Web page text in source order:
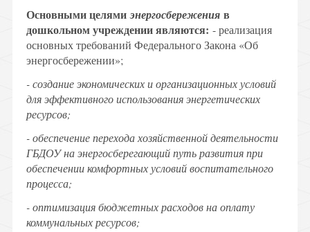
Основными целямиэнергосбережения в
дошкольном учреждении являются: - реализация
основных требований Федерального Закона «Об
энергосбережении»;
- создание экономических и организационных условий
для эффективного использования энергетических
ресурсов;
- обеспечение перехода хозяйственной деятельности
ГБДОУ на энергосберегающий путь развития при
обеспечении комфортных условий воспитательного
процесса;
- оптимизация бюджетных расходов на оплату
коммунальных ресурсов;